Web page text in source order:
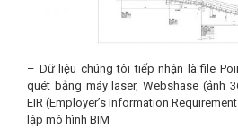
– Dữ liệu chúng tôi tiếp nhận là file
quét bằng máy laser, Webshase (ảnh
EIR (Employer’s Information
lập mô hình BIM